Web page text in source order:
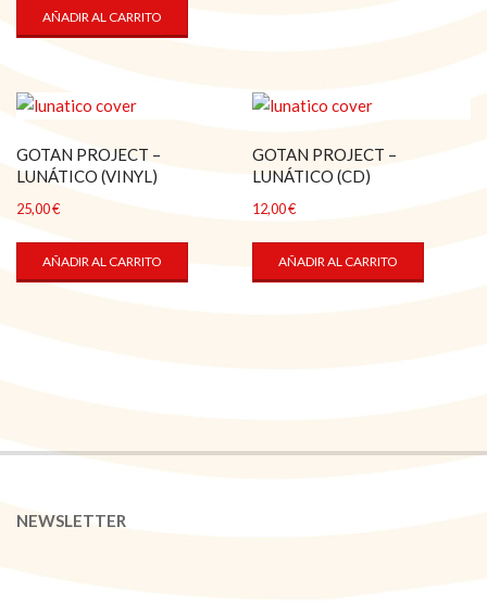
AÑADIR AL CARRITO
GOTAN PROJECT –
LUNÁTICO (VINYL)
25,00€
AÑADIR AL CARRITO
GOTAN PROJECT –
LUNÁTICO (CD)
12,00€
AÑADIR AL CARRITO
NEWSLETTER